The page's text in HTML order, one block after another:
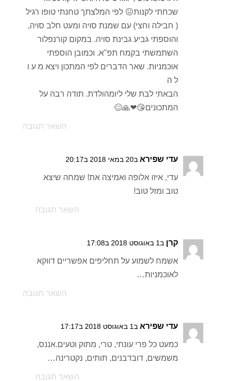
שכחתי לקנות😖 לפי המלצתך טחנתי טופו רגיל
( חבילה וחצי) עם שמנת סויה ומעט חלב סויה,
והוספתי גביע גבינת סויה. במקום קורנפלור
השתמשתי בקמח תפ"א. וכמובן הוספתי
אוכמניות. שאר הדברים לפי המתכון ויצא מ ע ו
ל ה
הבאתי לבת שלי ליומהולדת. תודה רבה על
המתכונים😘❤🙏😌
השאר תגובה
עדי שפירא ב20 במאי 2018 ב20:17
עדי, איזו אלופה ואמיצה את! שמחה שיצא
טוב ומזל טוב!
השאר תגובה
קרן ב1 באוגוסט 2018 ב17:08
אשמח לשמוע על תחליפים אפשריים דווקא
לאוכמניות…
השאר תגובה
עדי שפירא ב1 באוגוסט 2018 ב17:17
כמעט כל פרי עונתי, טרי, מתוק וטעים.אננס,
משמשים, דובדבנים, תותים, נקטרינה…
השאר תגובה